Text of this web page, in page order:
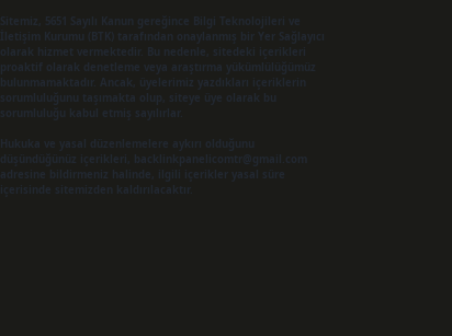
Sitemiz, 5651 Sayılı Kanun gereğince Bilgi Teknolojileri ve
İletişim Kurumu (BTK) tarafından onaylanmış bir Yer Sağlayıcı
olarak hizmet vermektedir. Bu nedenle, sitedeki içerikleri
proaktif olarak denetleme veya araştırma yükümlülüğümüz
bulunmamaktadır. Ancak, üyelerimiz yazdıkları içeriklerin
sorumluluğunu taşımakta olup, siteye üye olarak bu
sorumluluğu kabul etmiş sayılırlar.
Hukuka ve yasal düzenlemelere aykırı olduğunu
düşündüğünüz içerikleri,
backlinkpanelicomtr@gmail.com
adresine bildirmeniz halinde, ilgili içerikler yasal süre
içerisinde sitemizden kaldırılacaktır.